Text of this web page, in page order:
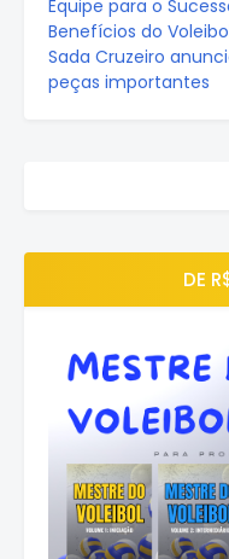
Equipe para o
Benefícios do
Sada Cruzeiro
peças importantes
DE